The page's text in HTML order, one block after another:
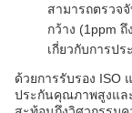
สามารถตรวจ
กว้าง (1ppm
เกี่ยวกับการปร
ด้วยการรับรอง ISO
ประกันคุณภาพสูงแ